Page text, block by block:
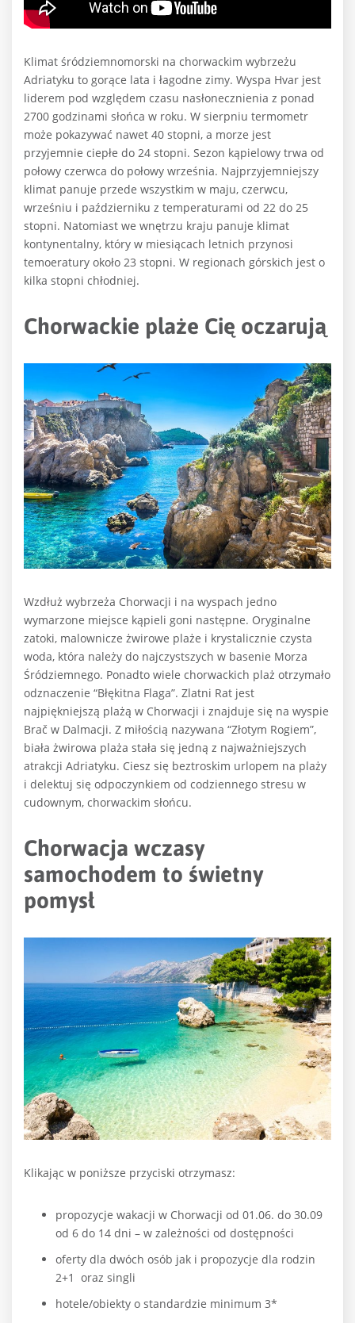
Klimat śródziemnomorski na chorwackim wybrzeżu
Adriatyku to gorące lata i łagodne zimy. Wyspa Hvar jest
liderem pod względem czasu nasłonecznienia z ponad
2700 godzinami słońca w roku. W sierpniu termometr
może pokazywać nawet 40 stopni, a morze jest
przyjemnie ciepłe do 24 stopni. Sezon kąpielowy trwa od
połowy czerwca do połowy września. Najprzyjemniejszy
klimat panuje przede wszystkim w maju, czerwcu,
wrześniu i październiku z temperaturami od 22 do 25
stopni. Natomiast we wnętrzu kraju panuje klimat
kontynentalny, który w miesiącach letnich przynosi
temoeratury około 23 stopni. W regionach górskich jest o
kilka stopni chłodniej.
Chorwackie plaże Cię oczarują
Wzdłuż wybrzeża Chorwacji i na wyspach jedno
wymarzone miejsce kąpieli goni następne. Oryginalne
zatoki, malownicze żwirowe plaże i krystalicznie czysta
woda, która należy do najczystszych w basenie Morza
Śródziemnego. Ponadto wiele chorwackich plaż otrzymało
odznaczenie “Błękitna Flaga”. Zlatni Rat jest
najpiękniejszą plażą w Chorwacji i znajduje się na wyspie
Brač w Dalmacji. Z miłością nazywana “Złotym Rogiem”,
biała żwirowa plaża stała się jedną z najważniejszych
atrakcji Adriatyku. Ciesz się beztroskim urlopem na plaży
i delektuj się odpoczynkiem od codziennego stresu w
cudownym, chorwackim słońcu.
Chorwacja wczasy
samochodem to świetny
pomysł
Klikając w poniższe przyciski otrzymasz:
propozycje wakacji w Chorwacji od 01.06. do 30.09
od 6 do 14 dni – w zależności od dostępności
oferty dla dwóch osób jak i propozycje dla rodzin
2+1 oraz singli
hotele/obiekty o standardzie minimum 3*